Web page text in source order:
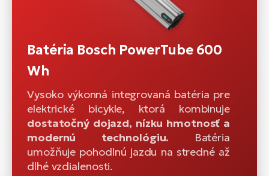
Batéria Bosch PowerTube 600
Wh
Vysoko výkonná integrovaná batéria pre
elektrické bicykle, ktorá kombinuje
dostatočný dojazd, nízku hmotnosť a
modernú technológiu.
Batéria
umožňuje pohodlnú jazdu na stredné až
dlhé vzdialenosti.